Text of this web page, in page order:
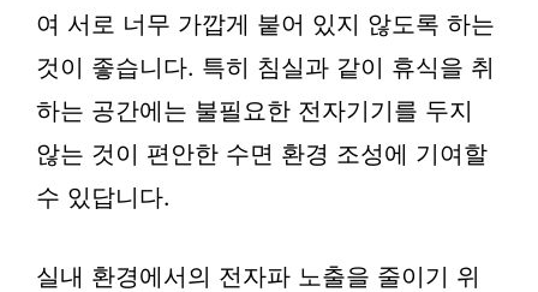
여 서로 너무 가깝게 붙어 있지 않도록 하는
것이 좋습니다. 특히 침실과 같이 휴식을 취
하는 공간에는 불필요한 전자기기를 두지
않는 것이 편안한 수면 환경 조성에 기여할
수 있답니다.
실내 환경에서의 전자파 노출을 줄이기 위